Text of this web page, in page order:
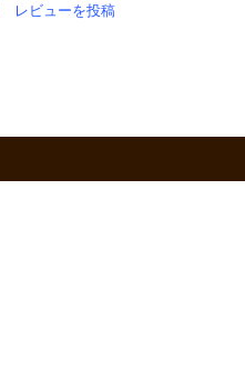
レビューを投稿